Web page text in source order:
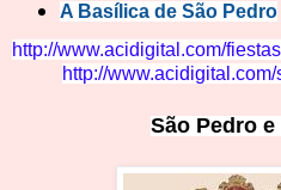
A Basílica de São Pedro
http://www.acidigital.com/
http://
São Pedro e